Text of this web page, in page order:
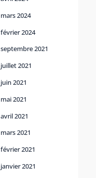
mars 2024
février 2024
septembre 2021
juillet 2021
juin 2021
mai 2021
avril 2021
mars 2021
février 2021
janvier 2021